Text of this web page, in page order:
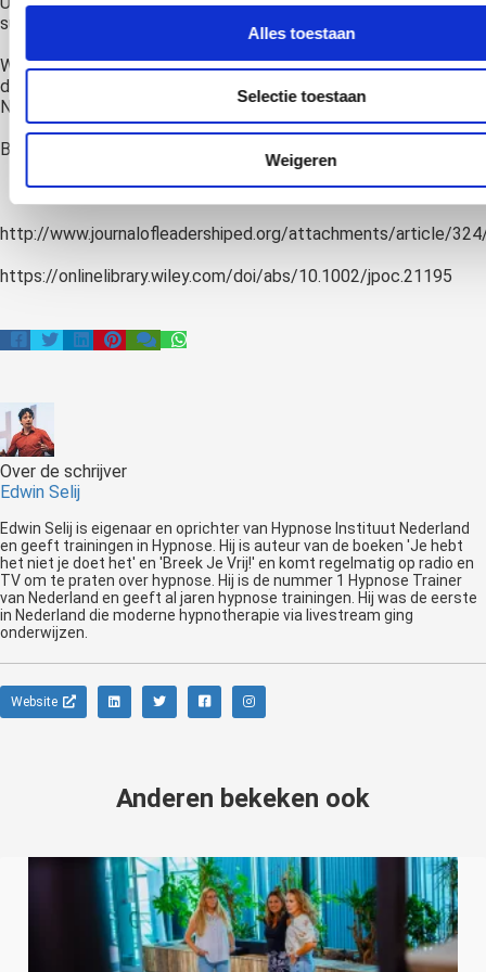
Alles toestaan
Selectie toestaan
Weigeren
succes voor geluk zorgt.
Wil je meer weten over hoe hypnose werkt? Kom dan eens naar
de
andere evenementenvan het Hypnose Instituut
Nederland.
Bronnen:
Stanford study finds walking improves creativity
http://www.journalofleadershiped.org/attachments/article/
https://onlinelibrary.wiley.com/doi/abs/10.1002/jpoc.21195
Over de schrijver
Edwin Selij
Edwin Selij is eigenaar en oprichter van Hypnose Instituut Nederland
en geeft trainingen in Hypnose. Hij is auteur van de boeken 'Je hebt
het niet je doet het' en 'Breek Je Vrij!' en komt regelmatig op radio en
TV om te praten over hypnose. Hij is de nummer 1 Hypnose Trainer
van Nederland en geeft al jaren hypnose trainingen. Hij was de eerste
in Nederland die moderne hypnotherapie via livestream ging
onderwijzen.
Website
Anderen bekeken ook